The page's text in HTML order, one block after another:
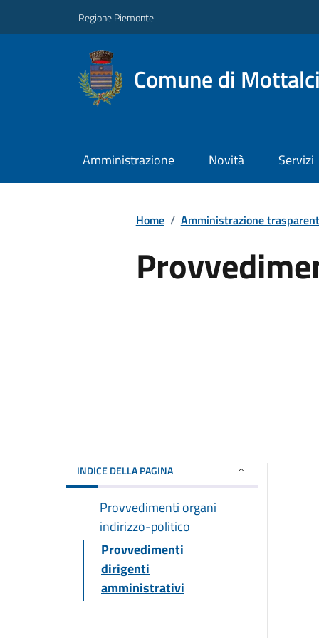
Regione Piemonte
Comune di
Amministrazione Novità Servizi
Home / Amministrazione
INDICE DELLA PAGINA
Provvedimenti organi
indirizzo-politico
Provvedimenti
dirigenti
amministrativi